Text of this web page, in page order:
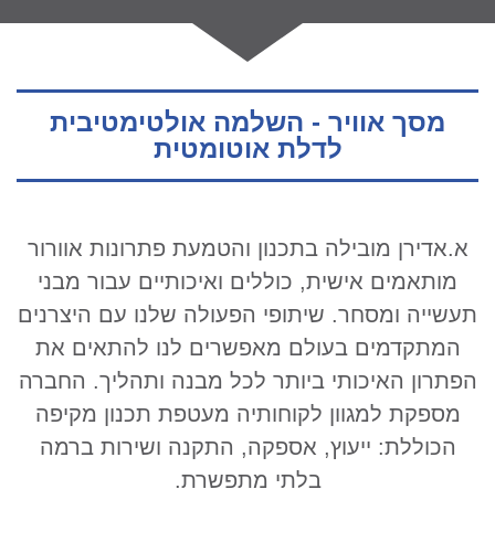
מסך אוויר - השלמה אולטימטיבית
לדלת אוטומטית
א.אדירן מובילה בתכנון והטמעת פתרונות אוורור
מותאמים אישית, כוללים ואיכותיים עבור מבני
תעשייה ומסחר. שיתופי הפעולה שלנו עם היצרנים
המתקדמים בעולם מאפשרים לנו להתאים את
הפתרון האיכותי ביותר לכל מבנה ותהליך. החברה
מספקת למגוון לקוחותיה מעטפת תכנון מקיפה
הכוללת: ייעוץ, אספקה, התקנה ושירות ברמה
בלתי מתפשרת.